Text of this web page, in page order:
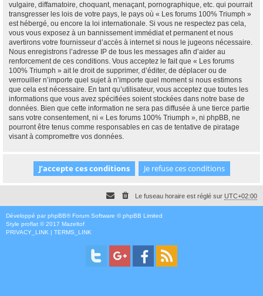
vulgaire, diffamatoire, choquant, menaçant, pornographique, etc. qui pourrait
transgresser les lois de votre pays, le pays où « Les forums 100% Triumph »
est hébergé, ou encore la loi internationale. Si vous ne respectez pas cela,
vous vous exposez à un bannissement immédiat et permanent et nous
avertirons votre fournisseur d’accès à internet si nous le jugeons nécessaire.
Nous enregistrons l’adresse IP de tous les messages afin d’aider au
renforcement de ces conditions. Vous acceptez le fait que « Les forums
100% Triumph » ait le droit de supprimer, d’éditer, de déplacer ou de
verrouiller n’importe quel sujet à n’importe quel moment si nous estimons
que cela est nécessaire. En tant qu’utilisateur, vous acceptez que toutes les
informations que vous avez spécifiées soient stockées dans notre base de
données. Bien que cette information ne sera pas diffusée à une tierce partie
sans votre consentement, ni « Les forums 100% Triumph », ni phpBB, ne
pourront être tenus comme responsables en cas de tentative de piratage
visant à compromettre vos données.
Le fuseau horaire est réglé sur UTC+02:00
Développé par phpBB® Forum Software © phpBB Limited
Style proflat © 2017 Mazeltof
PRIVACY_LINK | TERMS_LINK